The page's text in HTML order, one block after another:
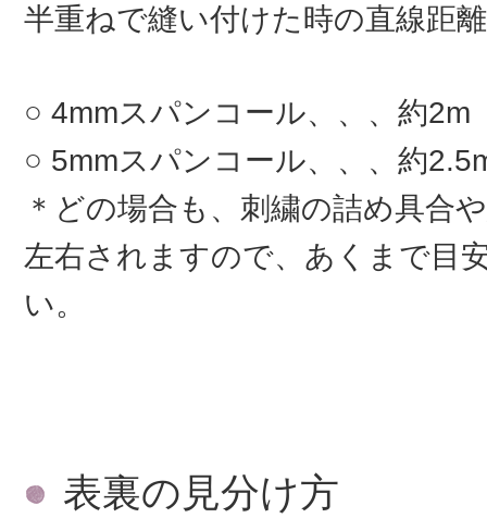
半重ねで縫い付けた時の直線距離
4mmスパンコール、、、約2m
5mmスパンコール、、、約
＊どの場合も、刺繍の詰め具合
左右されますので、あくまで目
い。
表裏の見分け方